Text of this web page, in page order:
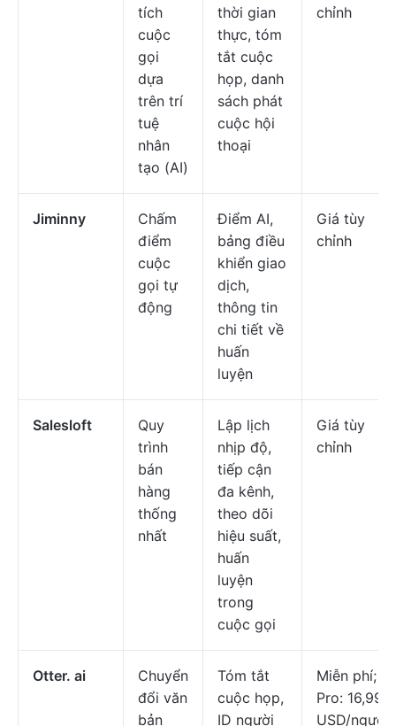
tích
cuộc
gọi
dựa
trên trí
tuệ
nhân
tạo (AI)
thời gian
thực, tóm
tắt cuộc
họp, danh
sách phát
cuộc hội
thoại
chỉnh
Jiminny
Chấm
điểm
cuộc
gọi tự
động
Điểm AI,
bảng điều
khiển giao
dịch,
thông tin
chi tiết về
huấn
luyện
Giá tùy
chỉnh
Salesloft
Quy
trình
bán
hàng
thống
nhất
Lập lịch
nhịp độ,
tiếp cận
đa kênh,
theo dõi
hiệu suất,
huấn
luyện
trong
cuộc gọi
Giá tùy
chỉnh
Otter. ai
Chuyển
đổi văn
bản
Tóm tắt
cuộc họp,
ID người
Miễn phí;
Pro: 16,99
USD/người